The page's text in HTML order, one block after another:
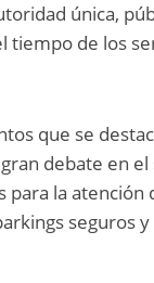
única,
de los
que se
debate en
la atención
seguros